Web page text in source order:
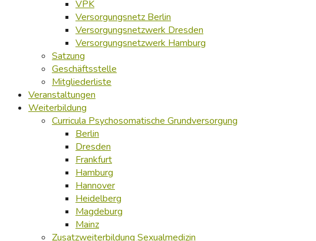
VPK
Versorgungsnetz Berlin
Versorgungsnetzwerk Dresden
Versorgungsnetzwerk Hamburg
Satzung
Geschäftsstelle
Mitgliederliste
Veranstaltungen
Weiterbildung
Curricula Psychosomatische Grundversorgung
Berlin
Dresden
Frankfurt
Hamburg
Hannover
Heidelberg
Magdeburg
Mainz
Zusatzweiterbildung Sexualmedizin